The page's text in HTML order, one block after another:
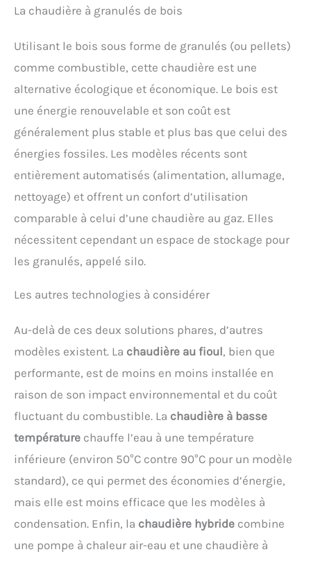
La chaudière à granulés de bois
Utilisant le bois sous forme de granulés (ou pellets)
comme combustible, cette chaudière est une
alternative écologique et économique. Le bois est
une énergie renouvelable et son coût est
généralement plus stable et plus bas que celui des
énergies fossiles. Les modèles récents sont
entièrement automatisés (alimentation, allumage,
nettoyage) et offrent un confort d’utilisation
comparable à celui d’une chaudière au gaz. Elles
nécessitent cependant un espace de stockage pour
les granulés, appelé silo.
Les autres technologies à considérer
Au-delà de ces deux solutions phares, d’autres
modèles existent. La chaudière au fioul, bien que
performante, est de moins en moins installée en
raison de son impact environnemental et du coût
fluctuant du combustible. La chaudière à basse
température chauffe l’eau à une température
inférieure (environ 50°C contre 90°C pour un modèle
standard), ce qui permet des économies d’énergie,
mais elle est moins efficace que les modèles à
condensation. Enfin, la chaudière hybride combine
une pompe à chaleur air-eau et une chaudière à